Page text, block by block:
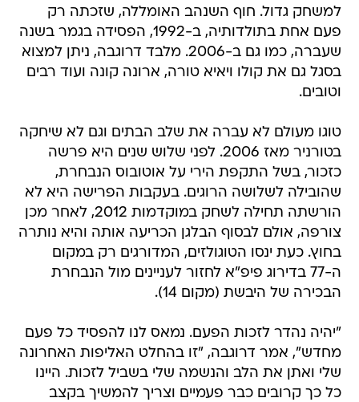
למשחק גדול. חוף השנהב האומללה, שזכתה רק
פעם אחת בתולדותיה, ב-1992, הפסידה בגמר בשנה
שעברה, כמו גם ב-2006. מלבד דרוגבה, ניתן למצוא
בסגל גם את קולו ויאיא טורה, ארונה קונה ועוד רבים
וטובים.
טוגו מעולם לא עברה את שלב הבתים וגם לא שיחקה
בטורניר מאז 2006. לפני שלוש שנים היא פרשה
כזכור, בשל התקפת הירי על אוטובוס הנבחרת,
שהובילה לשלושה הרוגים. בעקבות הפרישה היא לא
הורשתה תחילה לשחק במוקדמות 2012, לאחר מכן
צורפה, אולם לבסוף הבלגן הכריעה אותה והיא נותרה
בחוץ. כעת ינסו הטוגולזים, המדורגים רק במקום
ה-77 בדירוג פיפ"א לחזור לעניינים מול הנבחרת
הבכירה של היבשת (מקום 14).
"יהיה נהדר לזכות הפעם. נמאס לנו להפסיד כל פעם
מחדש", אמר דרוגבה, "זו בהחלט האליפות האחרונה
שלי ואתן את הלב והנשמה שלי בשביל לזכות. היינו
כל כך קרובים כבר פעמיים וצריך להמשיך בקצב